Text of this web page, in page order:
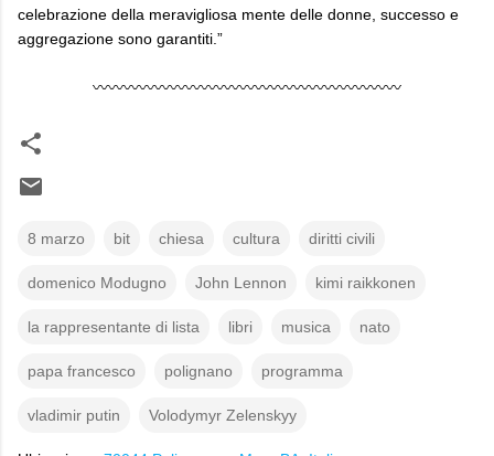
celebrazione della meravigliosa mente delle donne, successo e
aggregazione sono garantiti.”
〰〰〰〰〰〰〰〰〰〰〰〰〰〰〰〰〰〰〰〰
8 marzo bit chiesa cultura diritti civili
domenico Modugno John Lennon kimi raikkonen
la rappresentante di lista libri musica nato
papa francesco polignano programma
vladimir putin Volodymyr Zelenskyy